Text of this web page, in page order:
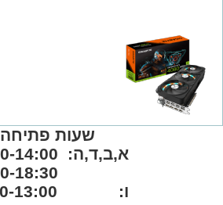
שעות פתיחה
א,ב,ד,ה: 10:00-14:00
ו: 10:00-13:00